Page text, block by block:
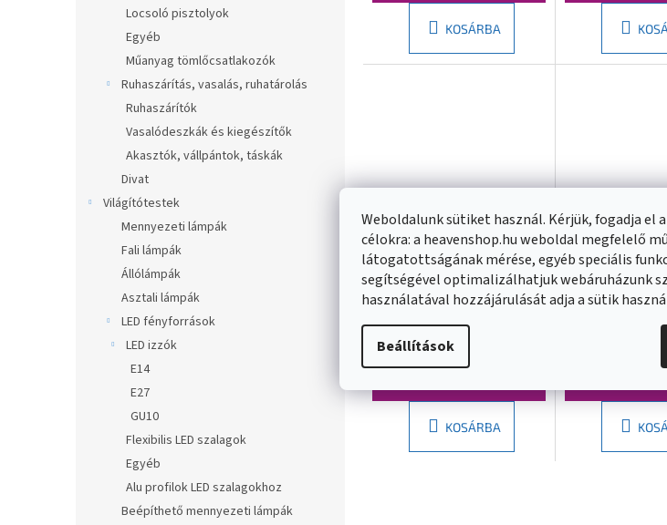
Weboldalunk sütiket használ. Kérjük, fogadja el
célokra: a heavenshop.hu weboldal megfelelő
látogatottságának mérése, egyéb speciális
segítségével optimalizálhatjuk webáruházunk
használatával hozzájárulását adja a sütik
Beállítások
Locsoló pisztolyok
Egyéb
Műanyag tömlőcsatlakozók
Ruhaszárítás, vasalás, ruhatárolás
Ruhaszárítók
Vasalódeszkák és kiegészítők
Akasztók, vállpántok, táskák
Divat
Világítótestek
Mennyezeti lámpák
Fali lámpák
Állólámpák
Asztali lámpák
LED fényforrások
LED izzók
E14
E27
GU10
Flexibilis LED szalagok
Egyéb
Alu profilok LED szalagokhoz
Beépíthető mennyezeti lámpák
KOSÁRBA
Polysan, DEEP
zuhanyajtó
1300x1650mm,
átlátszó üveg, MD1316
Külső raktáron (
KOSÁRBA
Polysan,
zuhanyajtó
üveg, MD1216(